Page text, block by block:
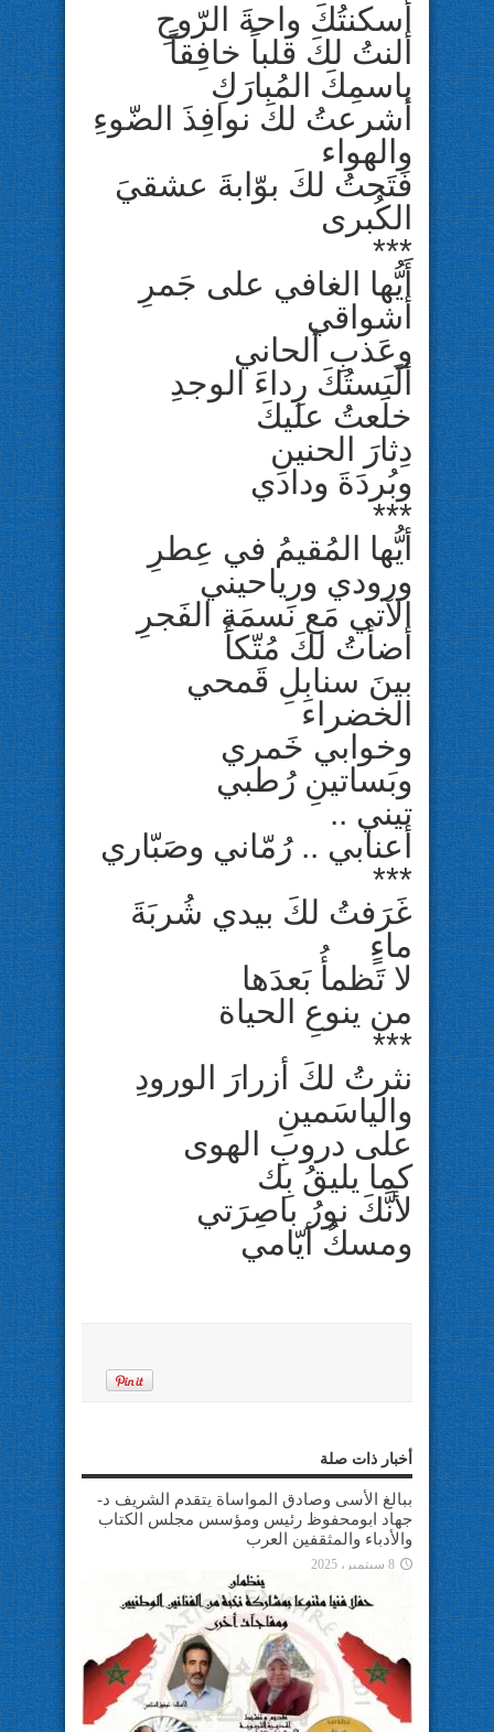
أسكنتُكَ واحةَ الرّوحِ
ألنتُ لكَ قلباً خافِقاً
باسمِكَ المُبارَكِ
أشرعتُ لكَ نوافِذَ الضّوءِ
والهواء
فَتَحتُ لكَ بوّابةَ عشقيَ
الكُبرى
***
أَيُّها الغافي على جَمرِ
أشواقي
وعَذبِ ألحاني
ألَبَستُكَ رِداءَ الوجدِ
خلَعتُ عليكَ
دِثارَ الحنينِ
وبُردَةَ ودادي
***
أيُّها المُقيمُ في عِطرِ
ورودي ورياحيني
الآتي مَع نَسمَةِ الفَجرِ
أضأتُ لكَ مُتّكأً
بينَ سنابِلِ قَمحي
الخضراء
وخوابي خَمري
وبَساتينِ رُطبي
تيني ..
أعنابي .. رُمّاني وصَبّاري
***
غَرَفتُ لكَ بيدي شُربَةَ
ماءٍ
لا تَظمأُ بَعدَها
من ينوعِ الحياة
***
نثرتُ لكَ أزرارَ الورودِ
والياسَمينِ
على دروبِ الهوى
كما يليقُ بِك
لأنَّكَ نورُ باصِرَتي
ومسكُ أيّامي
أخبار ذات صلة
ببالغ الأسى وصادق المواساة يتقدم الشريف د-
جهاد ابومحفوظ رئيس ومؤسس مجلس الكتاب
والأدباء والمثقفين العرب
8 سبتمبر، 2025